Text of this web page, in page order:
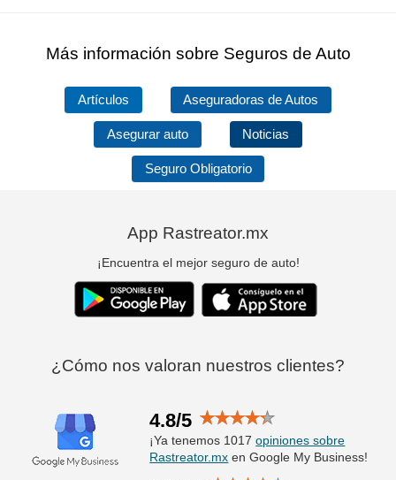
Más información sobre Seguros de Auto
Artículos Aseguradoras de Autos
Asegurar auto Noticias
Seguro Obligatorio
App Rastreator.mx
¡Encuentra el mejor seguro de auto!
¿Cómo nos valoran nuestros clientes?
4.8/5
¡Ya tenemos 1017opiniones sobre
Rastreator.mx en Google My Business!